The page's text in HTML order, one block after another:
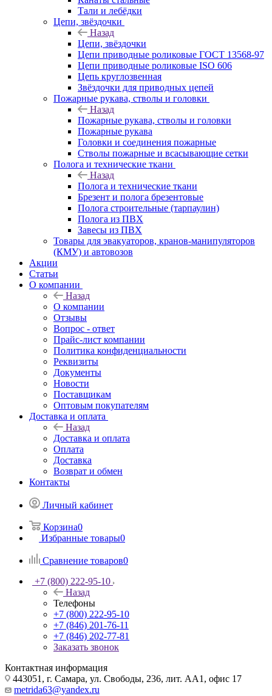
Тали и лебёдки
Цепи, звёздочки
Назад
Цепи, звёздочки
Цепи приводные роликовые ГОСТ 13568-97
Цепи приводные роликовые ISO 606
Цепь круглозвенная
Звёздочки для приводных цепей
Пожарные рукава, стволы и головки
Назад
Пожарные рукава, стволы и головки
Пожарные рукава
Головки и соединения пожарные
Стволы пожарные и всасывающие сетки
Полога и технические ткани
Назад
Полога и технические ткани
Брезент и полога брезентовые
Полога строительные (тарпаулин)
Полога из ПВХ
Завесы из ПВХ
Товары для эвакуаторов, кранов-манипуляторов
(КМУ) и автовозов
Акции
Статьи
О компании
Назад
О компании
Отзывы
Вопрос - ответ
Прайс-лист компании
Политика конфиденциальности
Реквизиты
Документы
Новости
Поставщикам
Оптовым покупателям
Доставка и оплата
Назад
Доставка и оплата
Оплата
Доставка
Возврат и обмен
Контакты
Личный кабинет
Корзина0
Избранные товары0
Сравнение товаров0
+7 (800) 222-95-10
Назад
Телефоны
+7 (800) 222-95-10
+7 (846) 201-76-11
+7 (846) 202-77-81
Заказать звонок
Контактная информация
443051, г. Самара, ул. Свободы, 236, лит. АА1, офис 17
metrida63@yandex.ru